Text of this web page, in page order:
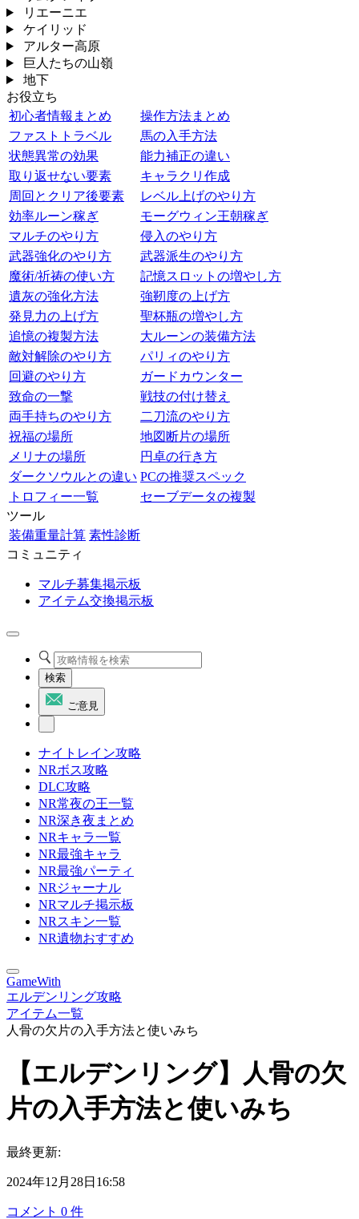
リエーニエ
ケイリッド
アルター高原
巨人たちの山嶺
地下
お役立ち
初心者情報まとめ
操作方法まとめ
ファストトラベル
馬の入手方法
状態異常の効果
能力補正の違い
取り返せない要素
キャラクリ作成
周回とクリア後要素
レベル上げのやり方
効率ルーン稼ぎ
モーグウィン王朝稼ぎ
マルチのやり方
侵入のやり方
武器強化のやり方
武器派生のやり方
魔術/祈祷の使い方
記憶スロットの増やし方
遺灰の強化方法
強靭度の上げ方
発見力の上げ方
聖杯瓶の増やし方
追憶の複製方法
大ルーンの装備方法
敵対解除のやり方
パリィのやり方
回避のやり方
ガードカウンター
致命の一撃
戦技の付け替え
両手持ちのやり方
二刀流のやり方
祝福の場所
地図断片の場所
メリナの場所
円卓の行き方
ダークソウルとの違い PCの推奨スペック
トロフィー一覧
セーブデータの複製
ツール
装備重量計算 素性診断
コミュニティ
マルチ募集掲示板
アイテム交換掲示板
検索
ご意見
ナイトレイン攻略
NRボス攻略
DLC攻略
NR常夜の王一覧
NR深き夜まとめ
NRキャラ一覧
NR最強キャラ
NR最強パーティ
NRジャーナル
NRマルチ掲示板
NRスキン一覧
NR遺物おすすめ
GameWith
エルデンリング攻略
アイテム一覧
人骨の欠片の入手方法と使いみち
【エルデンリング】人骨の欠
片の入手方法と使いみち
最終更新:
2024年12月28日16:58
コメント 0 件